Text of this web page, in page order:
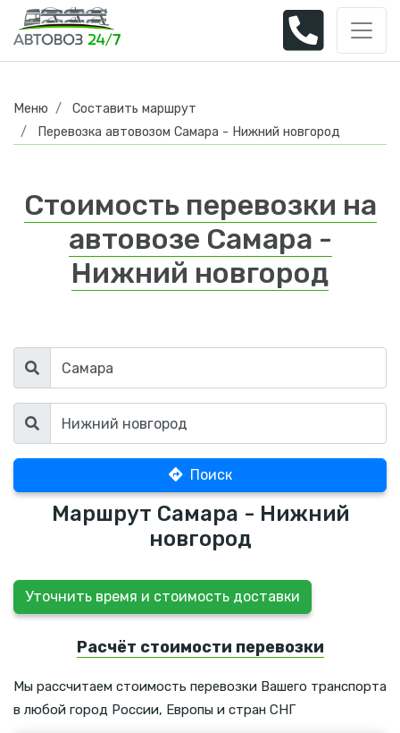
Меню
Составить маршрут
Перевозка автовозом Самара - Нижний новгород
Стоимость перевозки на
автовозе Самара -
Нижний новгород
Поиск
Маршрут Самара - Нижний
новгород
Уточнить время и стоимость доставки
Расчёт стоимости перевозки
Мы рассчитаем стоимость перевозки Вашего транспорта
в любой город России, Европы и стран СНГ